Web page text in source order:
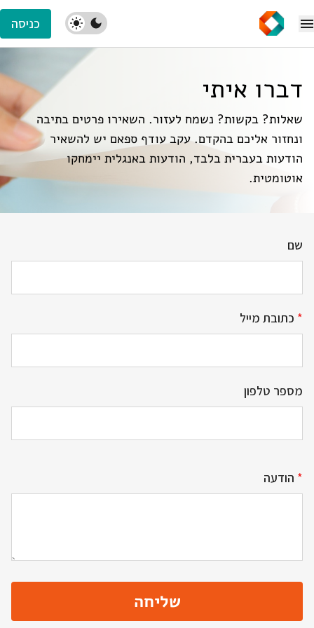
כניסה
דברו איתי
שאלות? בקשות? נשמח לעזור. השאירו פרטים בתיבה
ונחזור אליכם בהקדם. עקב עודף ספאם יש להשאיר
הודעות בעברית בלבד, הודעות באנגלית יימחקו
אוטומטית.
שם
* כתובת מייל
מספר טלפון
* הודעה
שליחה